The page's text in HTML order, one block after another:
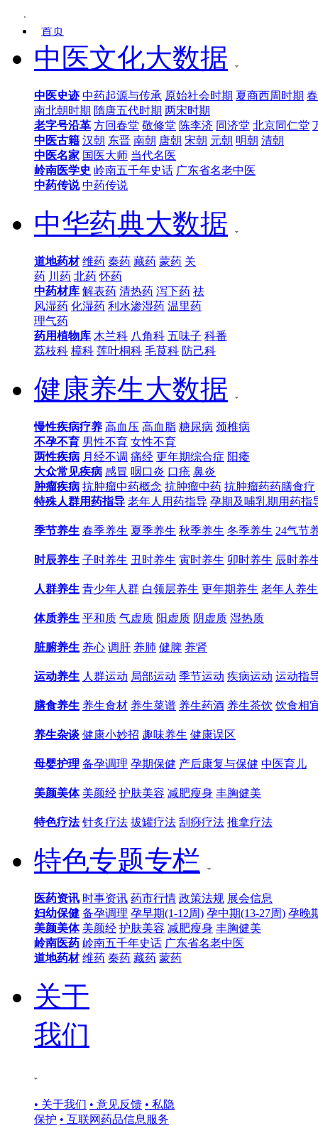
首页
中医文化大数据
中医史迹 中药起源与传承 原始社会时期 夏商西周时期
南北朝时期 隋唐五代时期 两宋时期
老字号沿革 方回春堂 敬修堂 陈李济 同济堂 北京同仁堂
中医古籍 汉朝 东晋 南朝 唐朝 宋朝 元朝 明朝 清朝
中医名家 国医大师 当代名医
岭南医学史 岭南五千年史话 广东省名老中医
中药传说 中药传说
中华药典大数据
道地药材 维药 秦药 藏药 蒙药 关
药 川药 北药 怀药
中药材库 解表药 清热药 泻下药 祛
风湿药 化湿药 利水渗湿药 温里药
理气药
药用植物库 木兰科 八角科 五味子 科番
荔枝科 樟科 莲叶桐科 毛茛科 防己科
健康养生大数据
慢性疾病疗养 高血压 高血脂 糖尿病 颈椎病
不孕不育 男性不育 女性不育
两性疾病 月经不调 痛经 更年期综合症 阳痿
大众常见疾病 感冒 咽口炎 口疮 鼻炎
肿瘤疾病 抗肿瘤中药概念 抗肿瘤中药 抗肿瘤药药膳食疗
特殊人群用药指导 老年人用药指导 孕期及哺乳期用药指
季节养生 春季养生 夏季养生 秋季养生 冬季养生 24气节
时辰养生 子时养生 丑时养生 寅时养生 卯时养生 辰时养
人群养生 青少年人群 白领层养生 更年期养生 老年人养生
体质养生 平和质 气虚质 阳虚质 阴虚质 湿热质
脏腑养生 养心 调肝 养肺 健脾 养肾
运动养生 人群运动 局部运动 季节运动 疾病运动 运动指
膳食养生 养生食材 养生菜谱 养生药酒 养生茶饮 饮食相
养生杂谈 健康小妙招 趣味养生 健康误区
母婴护理 备孕调理 孕期保健 产后康复与保健 中医育儿
美颜美体 美颜经 护肤美容 减肥瘦身 丰胸健美
特色疗法 针炙疗法 拔罐疗法 刮痧疗法 推拿疗法
特色专题专栏
医药资讯 时事资讯 药市行情 政策法规 展会信息
妇幼保健 备孕调理 孕早期(1-12周) 孕中期(13-27周) 孕晚
美颜美体 美颜经 护肤美容 减肥瘦身 丰胸健美
岭南医药 岭南五千年史话 广东省名老中医
道地药材 维药 秦药 藏药 蒙药
关于
我们
• 关于我们 • 意见反馈 • 私隐
保护 • 互联网药品信息服务
频道首页
中医史迹
中华老字号
中医典籍
中医名家
岭南医学史
民族医药
中药传说